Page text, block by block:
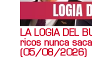
LA LOGIA DEL
ricos nunca
(05/08/2026)